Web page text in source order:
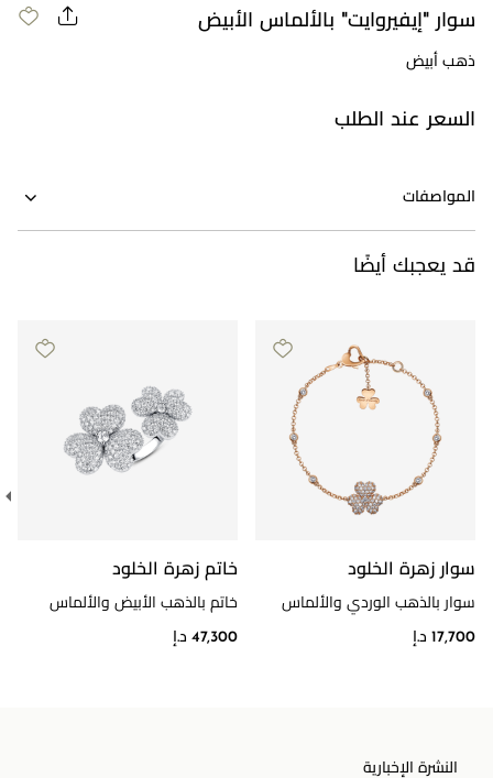
سوار "إيفيروايت" بالألماس الأبيض
ذهب أبيض
السعر عند الطلب
المواصفات
قد يعجبك أيضًا
سوار زهرة الخلود
سوار بالذهب الوردي والألماس
17,700 د.إ
خاتم زهرة الخلود
خاتم بالذهب الأبيض والألماس
47,300 د.إ
النشرة الإخبارية